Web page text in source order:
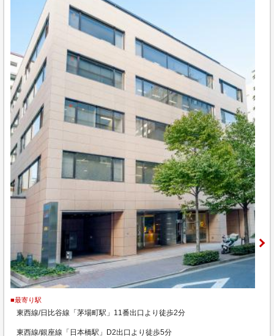
■最寄り駅
東西線/日比谷線「茅場町駅」11番出口より徒歩2分
東西線/銀座線「日本橋駅」D2出口より徒歩5分